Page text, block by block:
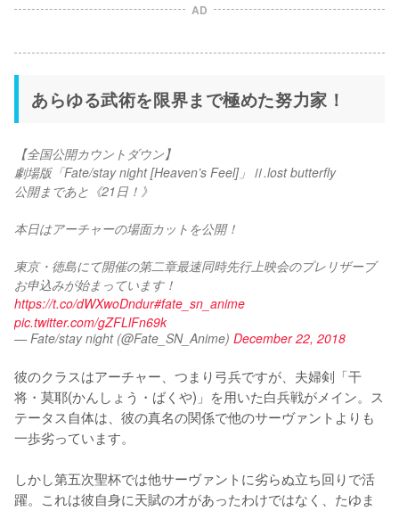
AD
あらゆる武術を限界まで極めた努力家！
【全国公開カウントダウン】
劇場版「Fate/stay night [Heaven’s Feel]」Ⅱ.lost butterfly
公開まであと《21日！》
本日はアーチャーの場面カットを公開！
東京・徳島にて開催の第二章最速同時先行上映会のプレリザーブ
お申込みが始まっています！
https://t.co/dWXwoDndur#fate_sn_anime
pic.twitter.com/gZFLlFn69k
— Fate/stay night (@Fate_SN_Anime) December 22, 2018
彼のクラスはアーチャー、つまり弓兵ですが、夫婦剣「干
将・莫耶(かんしょう・ばくや)」を用いた白兵戦がメイン。ス
テータス自体は、彼の真名の関係で他のサーヴァントよりも
一歩劣っています。
しかし第五次聖杯では他サーヴァントに劣らぬ立ち回りで活
躍。これは彼自身に天賦の才があったわけではなく、たゆま